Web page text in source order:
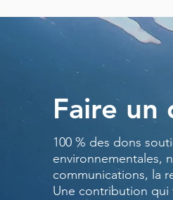
Faire un
100 % des dons
environnementales,
communications, la
Une contribution